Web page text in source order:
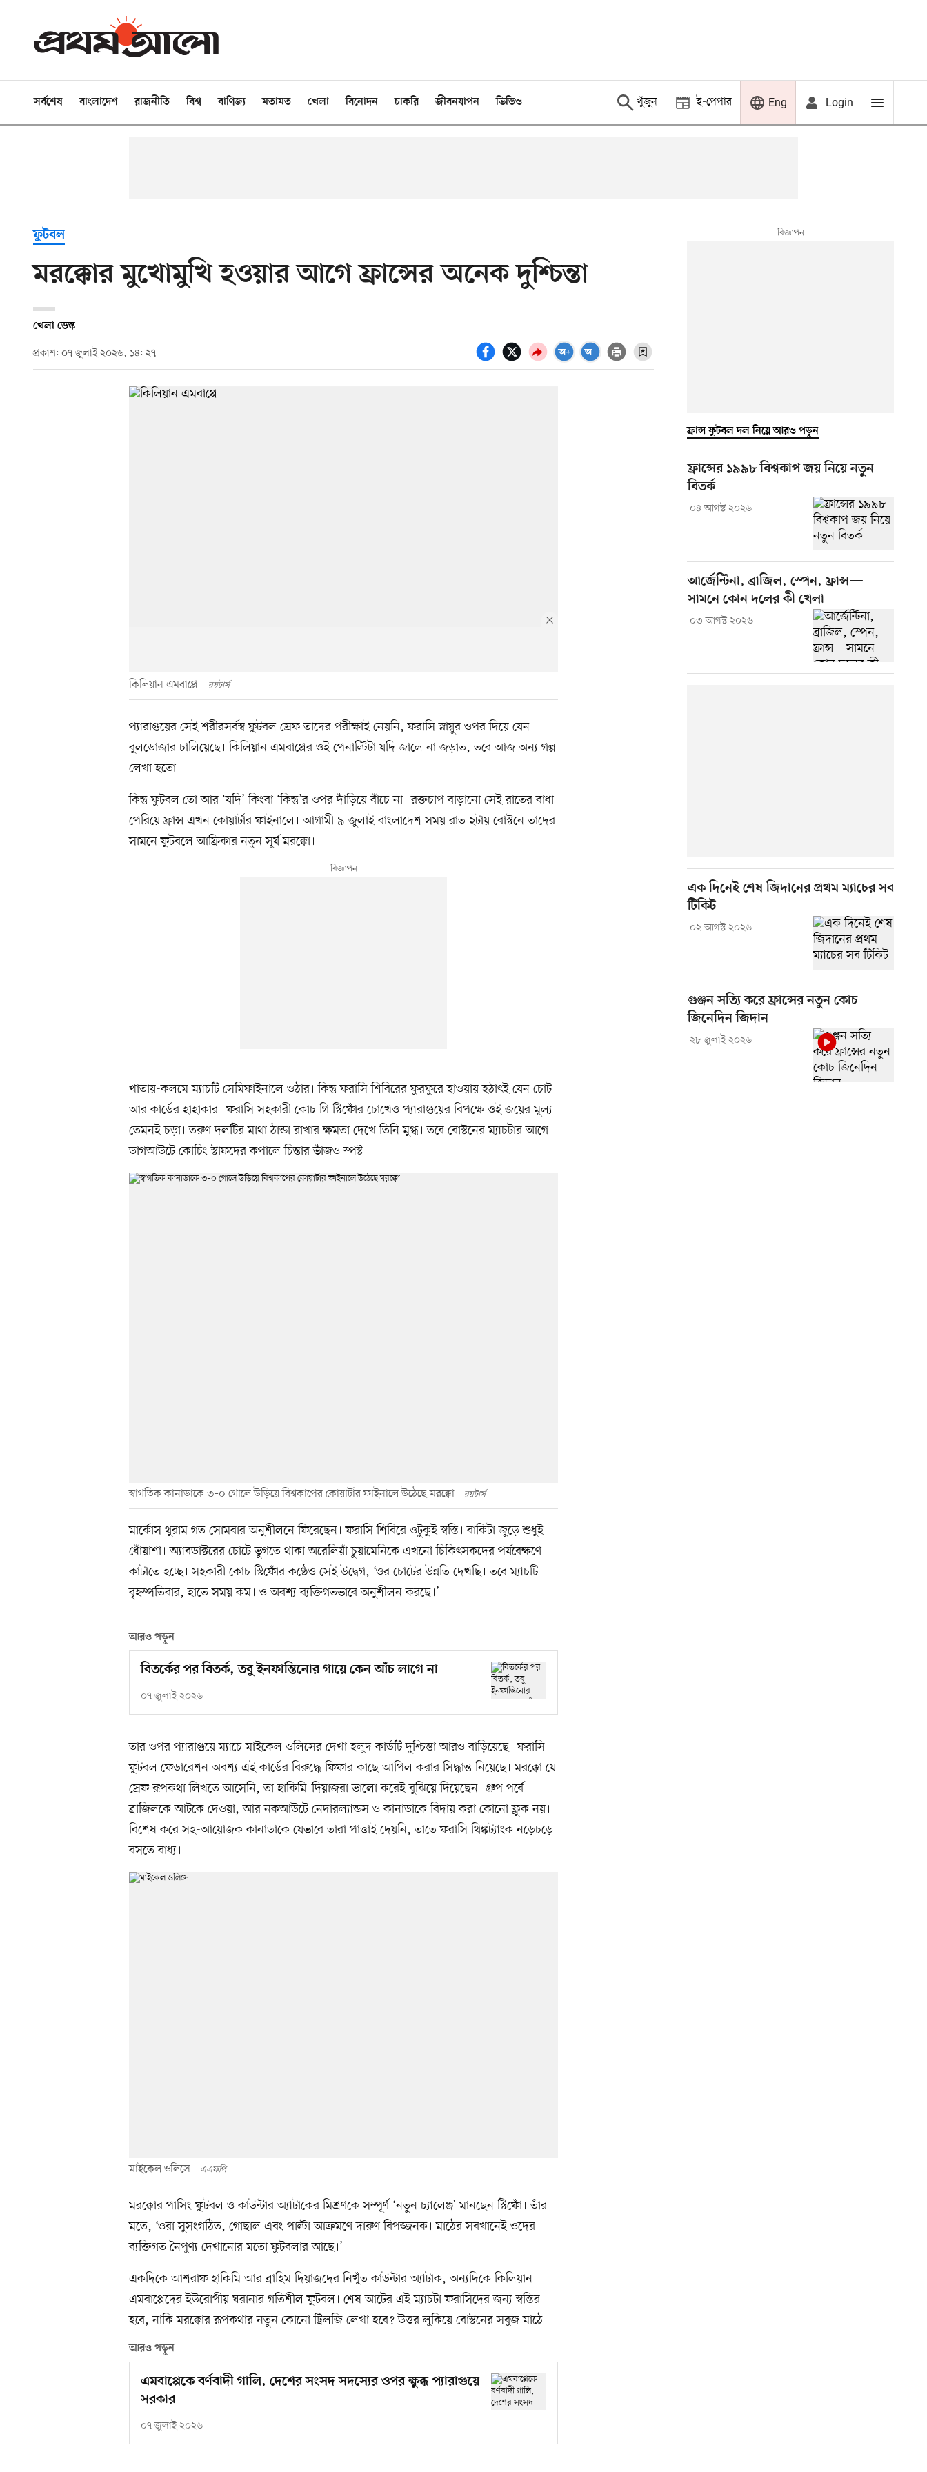
সর্বশেষ বাংলাদেশ রাজনীতি বিশ্ব বাণিজ্য মতামত খেলা বিনোদন চাকরি জীবনযাপন ভিডিও খুঁজুন ই-পেপার Eng Login
ফুটবল
মরক্কোর মুখোমুখি হওয়ার আগে ফ্রান্সের অনেক দুশ্চিন্তা
খেলা ডেস্ক
প্রকাশ: ০৭ জুলাই ২০২৬, ১৪: ২৭
কিলিয়ান এমবাপ্পে রয়টার্স
প্যারাগুয়ের সেই শরীরসর্বস্ব ফুটবল স্রেফ তাদের পরীক্ষাই নেয়নি, ফরাসি স্নায়ুর ওপর দিয়ে যেন
বুলডোজার চালিয়েছে। কিলিয়ান এমবাপ্পের ওই পেনাল্টিটা যদি জালে না জড়াত, তবে আজ অন্য গল্প
লেখা হতো।
কিন্তু ফুটবল তো আর ‘যদি’ কিংবা ‘কিন্তু’র ওপর দাঁড়িয়ে বাঁচে না। রক্তচাপ বাড়ানো সেই রাতের বাধা
পেরিয়ে ফ্রান্স এখন কোয়ার্টার ফাইনালে। আগামী ৯ জুলাই বাংলাদেশ সময় রাত ২টায় বোস্টনে তাদের
সামনে ফুটবলে আফ্রিকার নতুন সূর্য মরক্কো।
খাতায়-কলমে ম্যাচটি সেমিফাইনালে ওঠার। কিন্তু ফরাসি শিবিরের ফুরফুরে হাওয়ায় হঠাৎই যেন চোট
আর কার্ডের হাহাকার। ফরাসি সহকারী কোচ গি স্টিফোঁর চোখেও প্যারাগুয়ের বিপক্ষে ওই জয়ের মূল্য
তেমনই চড়া। তরুণ দলটির মাথা ঠান্ডা রাখার ক্ষমতা দেখে তিনি মুগ্ধ। তবে বোস্টনের ম্যাচটার আগে
ডাগআউটে কোচিং স্টাফদের কপালে চিন্তার ভাঁজও স্পষ্ট।
স্বাগতিক কানাডাকে ৩–০ গোলে উড়িয়ে বিশ্বকাপের কোয়ার্টার ফাইনালে উঠেছে মরক্কো রয়টার্স
মার্কোস থুরাম গত সোমবার অনুশীলনে ফিরেছেন। ফরাসি শিবিরে ওটুকুই স্বস্তি। বাকিটা জুড়ে শুধুই
ধোঁয়াশা। অ্যাবডাক্টরের চোটে ভুগতে থাকা অরেলিয়াঁ চুয়ামেনিকে এখনো চিকিৎসকদের পর্যবেক্ষণে
কাটাতে হচ্ছে। সহকারী কোচ স্টিফোঁর কণ্ঠেও সেই উদ্বেগ, ‘ওর চোটের উন্নতি দেখছি। তবে ম্যাচটি
বৃহস্পতিবার, হাতে সময় কম। ও অবশ্য ব্যক্তিগতভাবে অনুশীলন করছে।’
আরও পড়ুন
বিতর্কের পর বিতর্ক, তবু ইনফান্তিনোর গায়ে কেন আঁচ লাগে না
০৭ জুলাই ২০২৬
তার ওপর প্যারাগুয়ে ম্যাচে মাইকেল ওলিসের দেখা হলুদ কার্ডটি দুশ্চিন্তা আরও বাড়িয়েছে। ফরাসি
ফুটবল ফেডারেশন অবশ্য এই কার্ডের বিরুদ্ধে ফিফার কাছে আপিল করার সিদ্ধান্ত নিয়েছে। মরক্কো যে
স্রেফ রূপকথা লিখতে আসেনি, তা হাকিমি-দিয়াজরা ভালো করেই বুঝিয়ে দিয়েছেন। গ্রুপ পর্বে
ব্রাজিলকে আটকে দেওয়া, আর নকআউটে নেদারল্যান্ডস ও কানাডাকে বিদায় করা কোনো ফ্লুক নয়।
বিশেষ করে সহ-আয়োজক কানাডাকে যেভাবে তারা পাত্তাই দেয়নি, তাতে ফরাসি থিঙ্কট্যাংক নড়েচড়ে
বসতে বাধ্য।
মাইকেল ওলিসে এএফপি
মরক্কোর পাসিং ফুটবল ও কাউন্টার অ্যাটাকের মিশ্রণকে সম্পূর্ণ ‘নতুন চ্যালেঞ্জ’ মানছেন স্টিফোঁ। তাঁর
মতে, ‘ওরা সুসংগঠিত, গোছাল এবং পাল্টা আক্রমণে দারুণ বিপজ্জনক। মাঠের সবখানেই ওদের
ব্যক্তিগত নৈপুণ্য দেখানোর মতো ফুটবলার আছে।’
একদিকে আশরাফ হাকিমি আর ব্রাহিম দিয়াজদের নিখুঁত কাউন্টার অ্যাটাক, অন্যদিকে কিলিয়ান
এমবাপ্পেদের ইউরোপীয় ঘরানার গতিশীল ফুটবল। শেষ আটের এই ম্যাচটা ফরাসিদের জন্য স্বস্তির
হবে, নাকি মরক্কোর রূপকথার নতুন কোনো ট্রিলজি লেখা হবে? উত্তর লুকিয়ে বোস্টনের সবুজ মাঠে।
আরও পড়ুন
এমবাপ্পেকে বর্ণবাদী গালি, দেশের সংসদ সদস্যের ওপর ক্ষুব্ধ প্যারাগুয়ে
সরকার
০৭ জুলাই ২০২৬
ফ্রান্স ফুটবল দল নিয়ে আরও পড়ুন
ফ্রান্সের ১৯৯৮ বিশ্বকাপ জয় নিয়ে নতুন
বিতর্ক
০৪ আগস্ট ২০২৬
আর্জেন্টিনা, ব্রাজিল, স্পেন, ফ্রান্স—
সামনে কোন দলের কী খেলা
০৩ আগস্ট ২০২৬
এক দিনেই শেষ জিদানের প্রথম ম্যাচের সব
টিকিট
০২ আগস্ট ২০২৬
গুঞ্জন সত্যি করে ফ্রান্সের নতুন কোচ
জিনেদিন জিদান
২৮ জুলাই ২০২৬